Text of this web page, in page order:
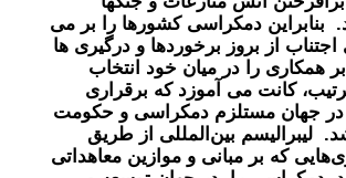
بنابراین دمکراسی کشورها را بر می
اجتناب از بروز برخوردها و درگیری ها
همکاری را در میان خود انتخاب
کانت می آموزد که برقراری
در جهان مستلزم دمکراسی و حکومت
لیبرالیسم بین‌المللی از طریق
که بر مبانی و موازین معاهداتی